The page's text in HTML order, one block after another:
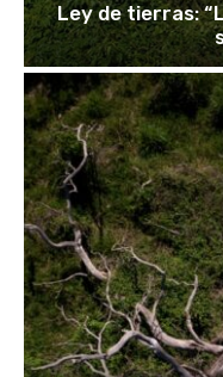
Ley de tierras: